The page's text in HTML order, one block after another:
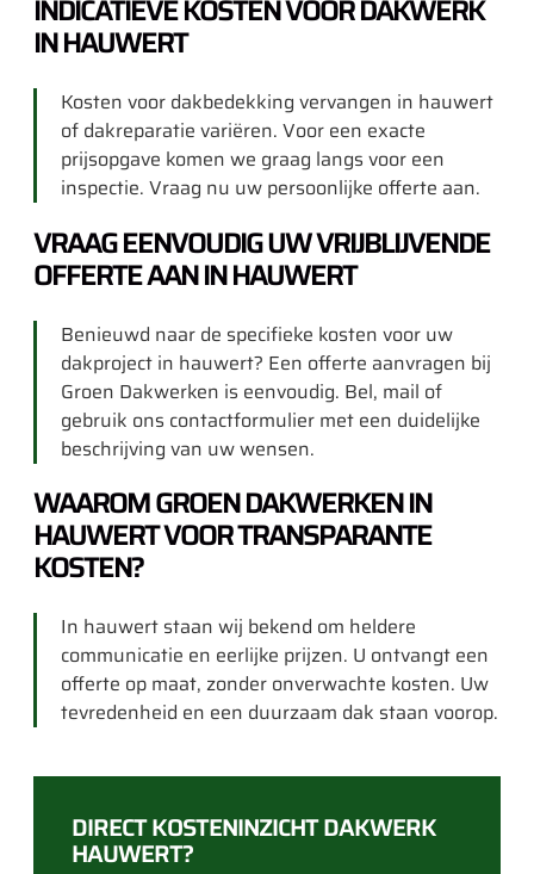
INDICATIEVE KOSTEN VOOR DAKWERK
IN HAUWERT
Kosten voor dakbedekking vervangen in hauwert
of dakreparatie variëren. Voor een exacte
prijsopgave komen we graag langs voor een
inspectie. Vraag nu uw persoonlijke offerte aan.
VRAAG EENVOUDIG UW VRIJBLIJVENDE
OFFERTE AAN IN HAUWERT
Benieuwd naar de specifieke kosten voor uw
dakproject in hauwert? Een offerte aanvragen bij
Groen Dakwerken is eenvoudig. Bel, mail of
gebruik ons contactformulier met een duidelijke
beschrijving van uw wensen.
WAAROM GROEN DAKWERKEN IN
HAUWERT VOOR TRANSPARANTE
KOSTEN?
In hauwert staan wij bekend om heldere
communicatie en eerlijke prijzen. U ontvangt een
offerte op maat, zonder onverwachte kosten. Uw
tevredenheid en een duurzaam dak staan voorop.
DIRECT KOSTENINZICHT DAKWERK
HAUWERT?